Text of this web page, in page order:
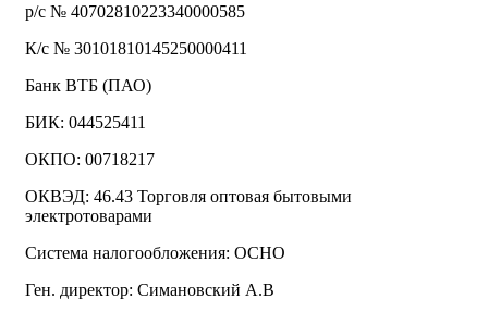
р/с № 40702810223340000585
К/с № 30101810145250000411
Банк ВТБ (ПАО)
БИК: 044525411
ОКПО: 00718217
ОКВЭД: 46.43 Торговля оптовая бытовыми
электротоварами
Система налогообложения: ОСНО
Ген. директор: Симановский А.В